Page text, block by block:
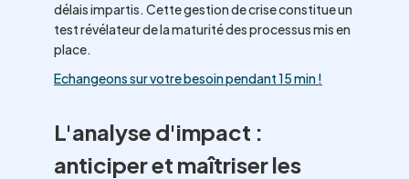
délais impartis. Cette gestion de crise constitue un
test révélateur de la maturité des processus mis en
place.
Echangeons sur votre besoin pendant 15 min !
L'analyse d'impact :
anticiper et maîtriser les